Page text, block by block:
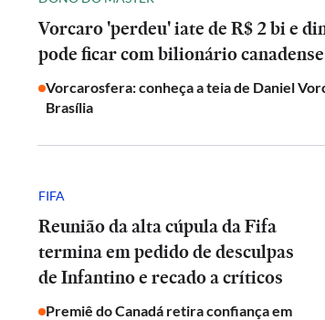
Vorcaro 'perdeu' iate de R$ 2 bi e
pode ficar com bilionário canadense
Vorcarosfera: conheça a teia de Daniel
Brasília
FIFA
Reunião da alta cúpula da Fifa
termina em pedido de desculpas
de Infantino e recado a críticos
Premiê do Canadá retira confiança em